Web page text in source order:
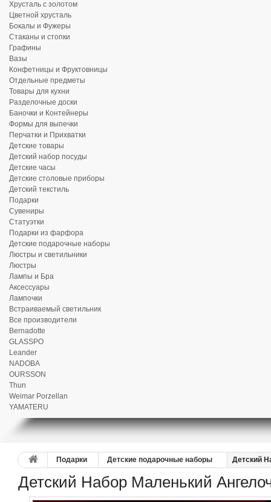
Хрусталь с золотом
Цветной хрусталь
Бокалы и Фужеры
Стаканы и стопки
Графины
Вазы
Конфетницы и Фруктовницы
Отдельные предметы
Товары для кухни
Разделочные доски
Баночки и Контейнеры
Формы для выпечки
Перчатки и Прихватки
Детские товары
Детский набор посуды
Детские часы
Детские столовые приборы
Детский текстиль
Подарки
Сувениры
Статуэтки
Подарки из фарфора
Детские подарочные наборы
Люстры и светильники
Люстры
Лампы и Бра
Аксессуары
Лампочки
Встраиваемый светильник
Все производители
Bernadotte
GLASSPO
Leander
NADOBA
OURSSON
Thun
Weimar Porzellan
YAMATERU
Подарки Детские подарочные наборы Детский
Детский Набор Маленький